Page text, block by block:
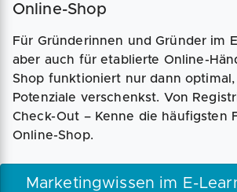
Online-Shop
Für Gründerinnen und Gründer im
aber auch für etablierte Online-
Shop funktioniert nur dann
Potenziale verschenkst. Von
Check-Out – Kenne die häufigsten
Online-Shop.
Marketingwissen im E-